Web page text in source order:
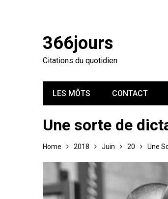
366jours
Citations du quotidien
LES MÔTS CONTACT
Une sorte de
Home 2018 Juin 20 Une